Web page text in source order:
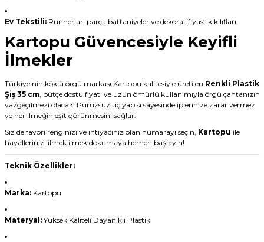
Ev Tekstili:Runnerlar, parça battaniyeler ve dekoratif yastık kılıfları.
Kartopu Güvencesiyle Keyifli
İlmekler
Türkiye'nin köklü örgü markası Kartopu kalitesiyle üretilen Renkli Plastik
Şiş 35 cm, bütçe dostu fiyatı ve uzun ömürlü kullanımıyla örgü çantanızın
vazgeçilmezi olacak. Pürüzsüz uç yapısı sayesinde iplerinize zarar vermez
ve her ilmeğin eşit görünmesini sağlar.
Siz de favori renginizi ve ihtiyacınız olan numarayı seçin, Kartopu ile
hayallerinizi ilmek ilmek dokumaya hemen başlayın!
Teknik Özellikler:
Marka:Kartopu
Materyal:Yüksek Kaliteli Dayanıklı Plastik